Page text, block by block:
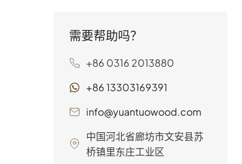
用、可持续发展，可与
是家居、酒店、可调节
床架和 DIY 项目的理想
与众不同–；宁静与支撑
需要帮助吗？
+86 0316 2013880
+86 13303169391
info@yuantuowood.com
中国河北省廊坊市文安县苏
桥镇里东庄工业区